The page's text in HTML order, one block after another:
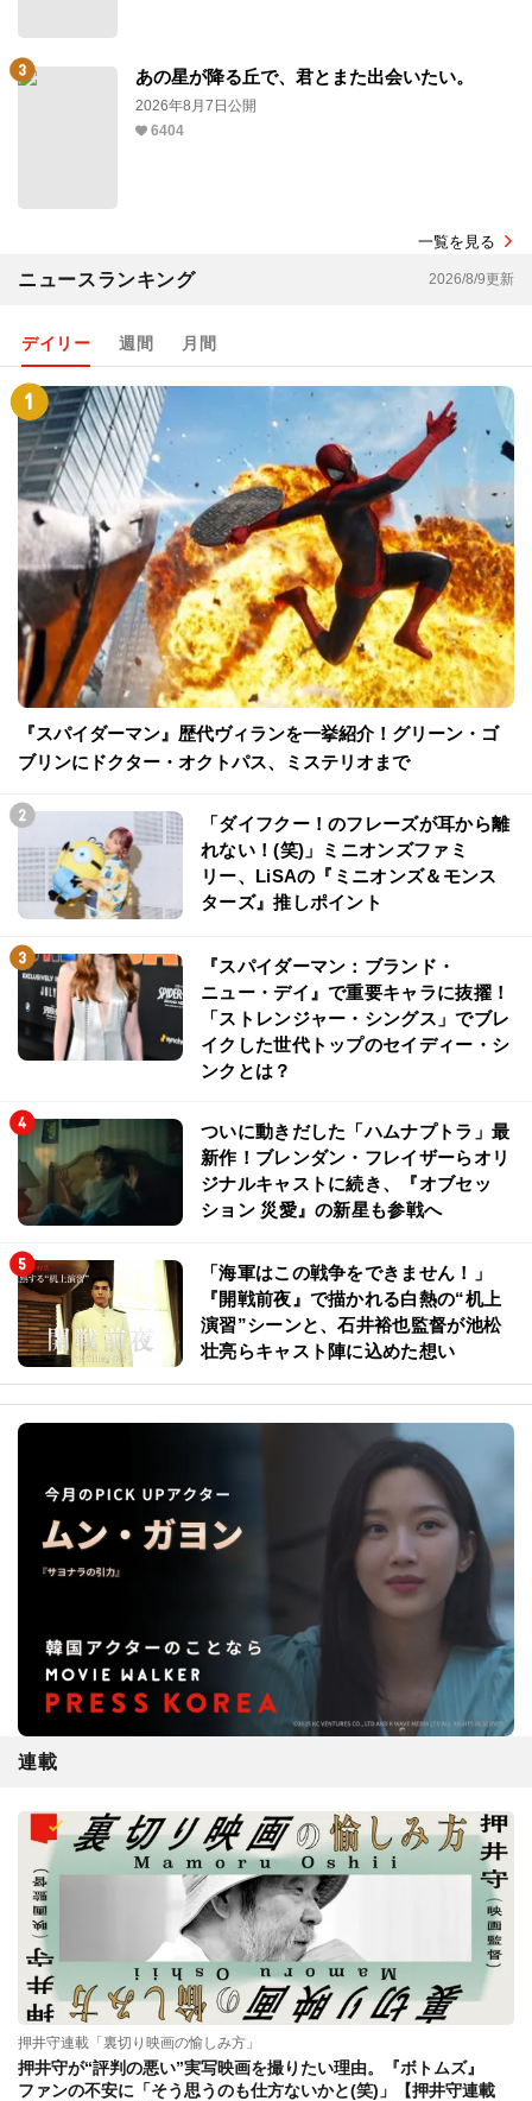
あの星が降る丘で、君とまた出会いたい。
2026年8月7日公開
6404
一覧を見る
ニュースランキング 2026/8/9更新
デイリー 週間 月間
『スパイダーマン』歴代ヴィランを一挙紹介！グリーン・ゴ
ブリンにドクター・オクトパス、ミステリオまで
「ダイフクー！のフレーズが耳から離
れない！(笑)」ミニオンズファミ
リー、LiSAの『ミニオンズ＆モンス
ターズ』推しポイント
『スパイダーマン：ブランド・
ニュー・デイ』で重要キャラに抜擢！
「ストレンジャー・シングス」でブレ
イクした世代トップのセイディー・シ
ンクとは？
ついに動きだした「ハムナプトラ」最
新作！ブレンダン・フレイザーらオリ
ジナルキャストに続き、『オブセッ
ション 災愛』の新星も参戦へ
「海軍はこの戦争をできません！」
『開戦前夜』で描かれる白熱の“机上
演習”シーンと、石井裕也監督が池松
壮亮らキャスト陣に込めた想い
連載
押井守連載「裏切り映画の愉しみ方」
押井守が“評判の悪い”実写映画を撮りたい理由。『ボトムズ』
ファンの不安に「そう思うのも仕方ないかと(笑)」【押井守連載